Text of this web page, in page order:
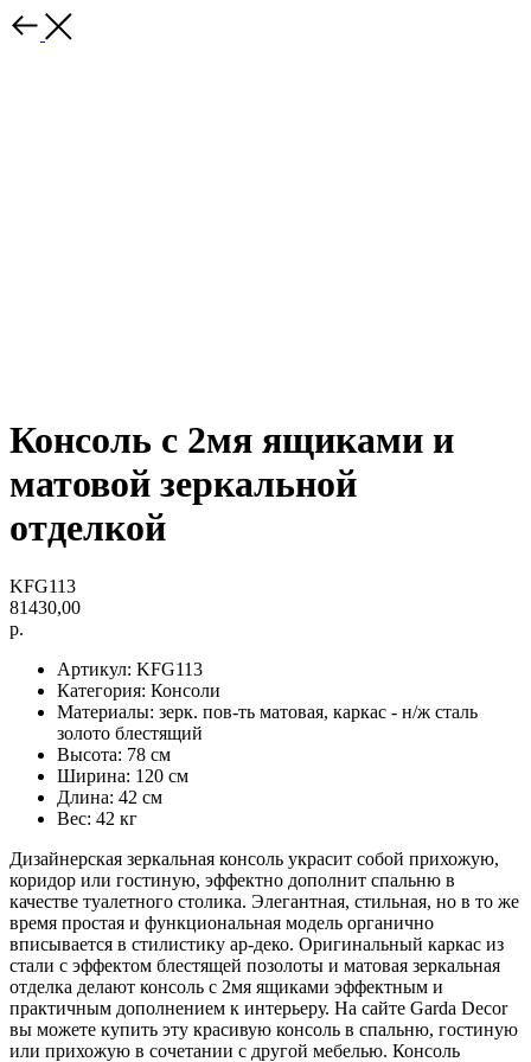
Консоль с 2мя ящиками и
матовой зеркальной
отделкой
KFG113
81430,00
р.
Артикул: KFG113
Категория: Консоли
Материалы: зерк. пов-ть матовая, каркас - н/ж сталь
золото блестящий
Высота: 78 см
Ширина: 120 см
Длина: 42 см
Вес: 42 кг
Дизайнерская зеркальная консоль украсит собой прихожую,
коридор или гостиную, эффектно дополнит спальню в
качестве туалетного столика. Элегантная, стильная, но в то же
время простая и функциональная модель органично
вписывается в стилистику ар-деко. Оригинальный каркас из
стали с эффектом блестящей позолоты и матовая зеркальная
отделка делают консоль с 2мя ящиками эффектным и
практичным дополнением к интерьеру. На сайте Garda Decor
вы можете купить эту красивую консоль в спальню, гостиную
или прихожую в сочетании с другой мебелью. Консоль